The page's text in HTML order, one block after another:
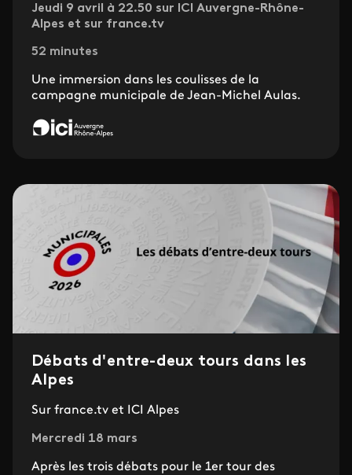
Jeudi 9 avril à 22.50 sur ICI Auvergne-Rhône-
Alpes et sur france.tv
52 minutes
Une immersion dans les coulisses de la
campagne municipale de Jean-Michel Aulas.
Débats d'entre-deux tours dans les
Alpes
Sur france.tv et ICI Alpes
Mercredi 18 mars
Après les trois débats pour le 1er tour des